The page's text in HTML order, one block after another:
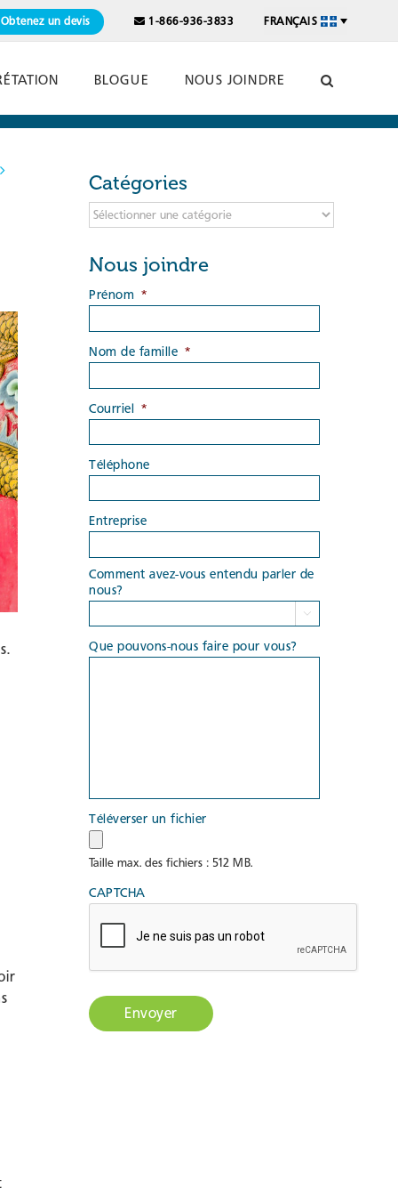
Obtenez un devis 1-866-936-3833 FRANÇAIS
BLOGUE NOUS JOINDRE
Catégories
Catégories
Nous joindre
Prénom *
Nom de famille *
Courriel *
Téléphone
Entreprise
Comment avez-vous entendu parler de
nous?

Que pouvons-nous faire pour vous?
Téléverser un fichier
Taille max. des fichiers : 512 MB.
CAPTCHA